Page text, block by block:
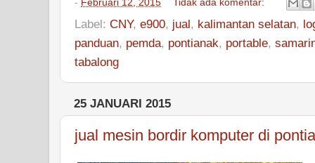
- Februari 12, 2015 Tidak ada komentar:
Label: CNY, e900, jual, kalimantan selatan,
panduan, pemda, pontianak, portable,
tabalong
25 JANUARI 2015
jual mesin bordir komputer di